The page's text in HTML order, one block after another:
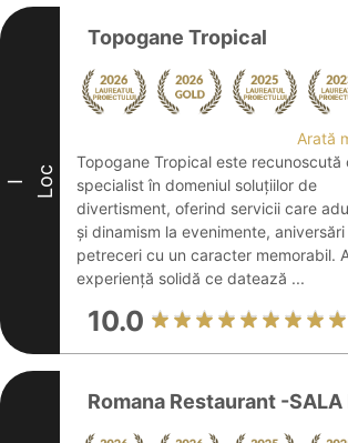
I Loc
Topogane Tropical
Arată
Topogane Tropical este recunoscută
specialist în domeniul soluțiilor de
divertisment, oferind servicii care
și dinamism la evenimente, aniversări
petreceri cu un caracter memorabil.
experiență solidă ce datează ...
10.0
Romana Restaurant -SALA